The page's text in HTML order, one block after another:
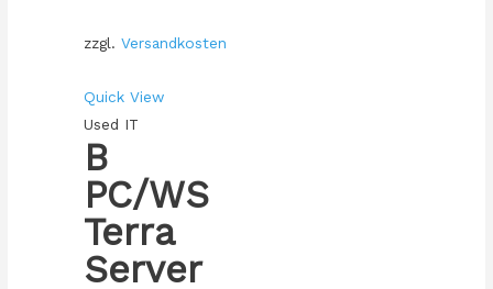
zzgl. Versandkosten
Quick View
Used IT
B
PC/WS
Terra
Server